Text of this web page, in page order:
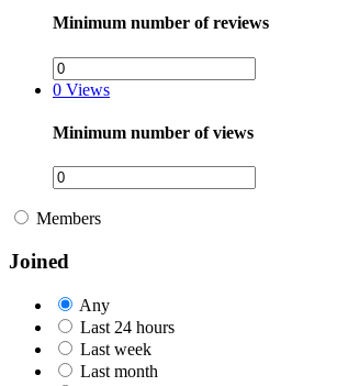
Minimum number of reviews
0 Views
Minimum number of views
Members
Joined
Any
Last 24 hours
Last week
Last month